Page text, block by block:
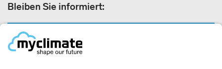
Bleiben Sie informiert: